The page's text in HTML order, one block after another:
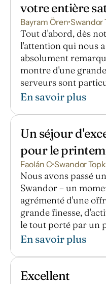
votre entière
Bayram Ören•Swandor
Tout d'abord, dès
l'attention qui nous
absolument
montre d'une
serveurs sont
nous tenons à
Coşkun ainsi que
séjour des plus
fausse note. Au
tous nos
En savoir plus
Un séjour
pour le
Faolán C•Swandor
Nous avons passé
Swandor – un
agrémenté d'une
grande finesse,
le tout porté par un
et d'une attention de
En savoir plus
Excellent